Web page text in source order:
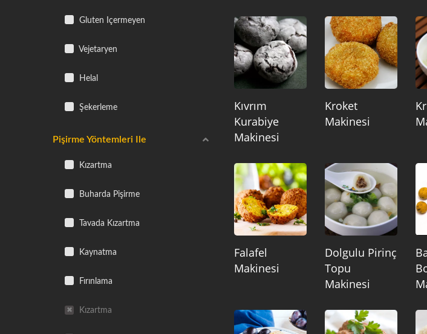
Gluten Içermeyen
Vejetaryen
Helal
Şekerleme
Pişirme Yöntemleri Ile
Kızartma
Buharda Pişirme
Tavada Kızartma
Kaynatma
Fırınlama
Kızartma
Kıvrım
Kurabiye
Makinesi
Kroket
Makinesi
Falafel
Makinesi
Dolgulu Pirinç
Topu
Makinesi